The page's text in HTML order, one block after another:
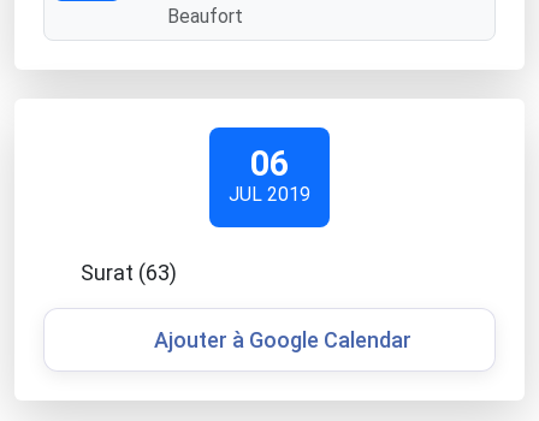
Beaufort
06
JUL 2019
Surat (63)
Ajouter à Google Calendar